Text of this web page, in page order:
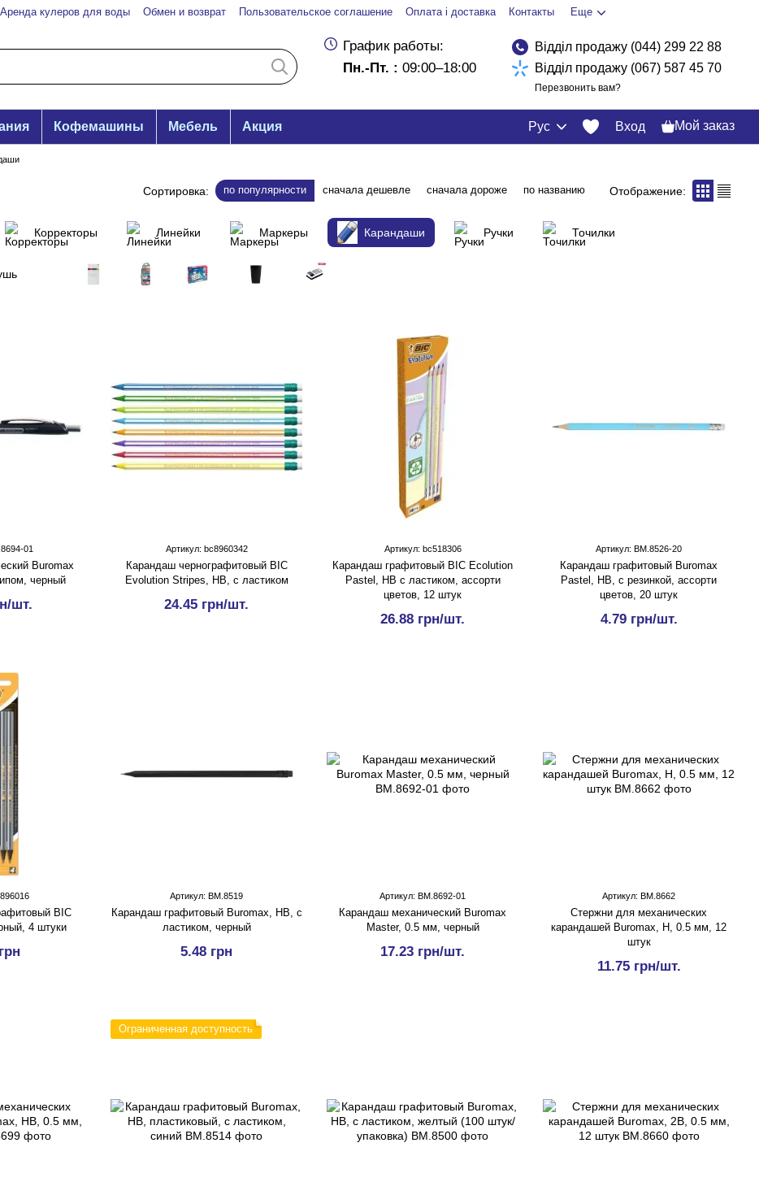
Аренда кулеров для воды Обмен и возврат Пользовательское соглашение Оплата і доставка Контакты Еще
График работы:
Пн.-Пт. : 09:00–18:00
Відділ продажу (044) 299 22 88
Відділ продажу (067) 587 45 70
Перезвонить вам?
Кофемашины Мебель Акция Рус Вход Мой заказ
Сортировка: по популярности сначала дешевле сначала дороже по названию Отображение:
Корректоры Линейки Маркеры Карандаши Ручки Точилки
01
Buromax
черный
шт.
Артикул: bc8960342
Карандаш чернографитовый BIC
Evolution Stripes, HB, с ластиком
24.45 грн/шт.
Артикул: bc518306
Карандаш графитовый BIC Ecolution
Pastel, НВ с ластиком, ассорти
цветов, 12 штук
26.88 грн/шт.
Артикул: BM.8526-20
Карандаш графитовый Buromax
Pastel, HB, с резинкой, ассорти
цветов, 20 штук
4.79 грн/шт.
BIC
4 штуки
Артикул: BM.8519
Карандаш графитовый Buromax, HB, с
ластиком, черный
5.48 грн
Артикул: BM.8692-01
Карандаш механический Buromax
Master, 0.5 мм, черный
17.23 грн/шт.
Артикул: BM.8662
Стержни для механических
карандашей Buromax, Н, 0.5 мм, 12
штук
11.75 грн/шт.
Ограниченная доступность